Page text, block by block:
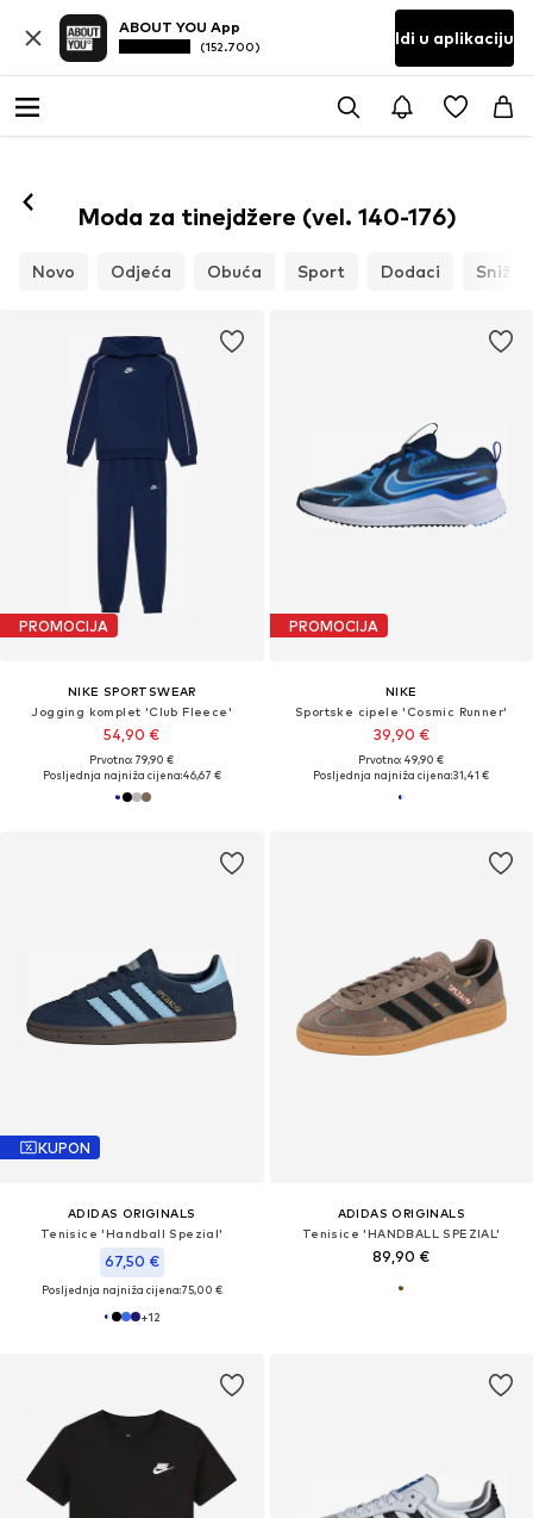
ABOUT YOU App
(152.700) Idi u aplikaciju
Moda za tinejdžere (vel. 140-176)
Novo Odjeća Obuća Sport Dodaci
PROMOCIJA
NIKE SPORTSWEAR
Jogging komplet 'Club Fleece'
54,90 €
Prvotno: 79,90 €
Posljednja najniža cijena:46,67 €
PROMOCIJA
NIKE
Sportske cipele 'Cosmic Runner'
39,90 €
Prvotno: 49,90 €
Posljednja najniža cijena:31,41 €
KUPON
ADIDAS ORIGINALS
Tenisice 'Handball Spezial'
67,50 €
Posljednja najniža cijena:75,00 €
+12
ADIDAS ORIGINALS
Tenisice 'HANDBALL SPEZIAL'
89,90 €